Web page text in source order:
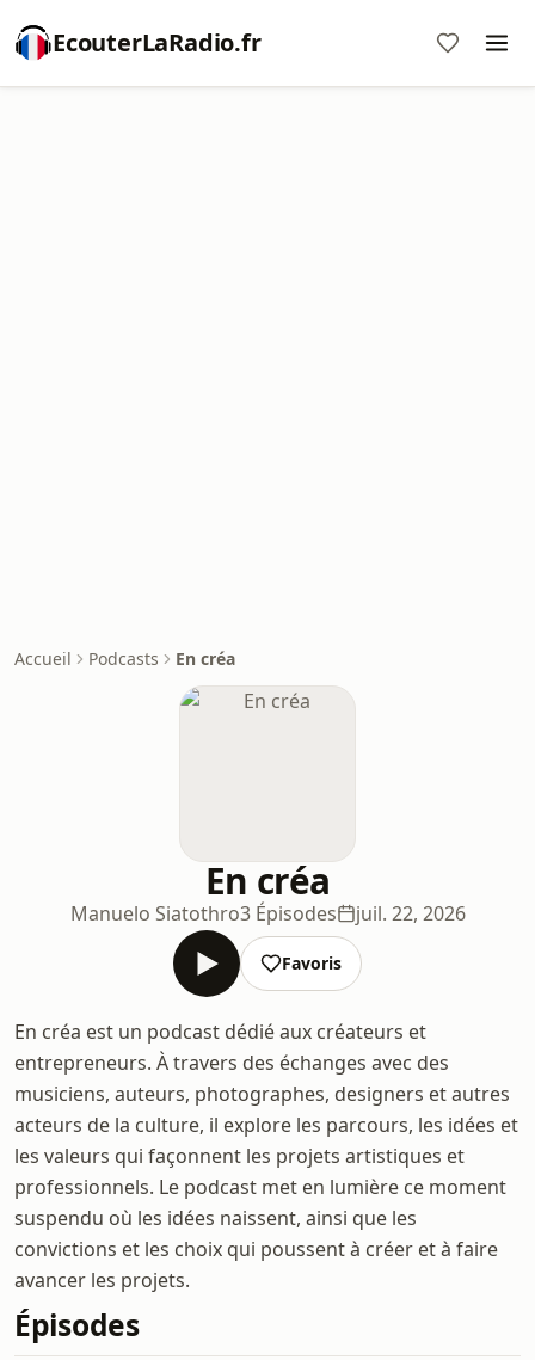
EcouterLaRadio.fr
Accueil Podcasts En créa
En créa
Manuelo Siatothro3 Épisodes juil. 22, 2026
Favoris
En créa est un podcast dédié aux créateurs et
entrepreneurs. À travers des échanges avec des
musiciens, auteurs, photographes, designers et autres
acteurs de la culture, il explore les parcours, les idées et
les valeurs qui façonnent les projets artistiques et
professionnels. Le podcast met en lumière ce moment
suspendu où les idées naissent, ainsi que les
convictions et les choix qui poussent à créer et à faire
avancer les projets.
Épisodes